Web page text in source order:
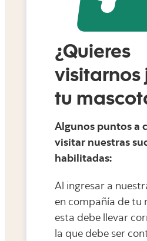
¿Quieres
visitarnos
tu
Algunos puntos a
visitar nuestras
habilitadas:
Al ingresar a
en compañía de tu
esta debe llevar
la que debe ser